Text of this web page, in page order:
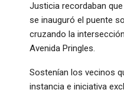
Justicia recordaban
se inauguró el puente
cruzando la
Avenida Pringles.
Sostenían los vecinos
instancia e iniciativa